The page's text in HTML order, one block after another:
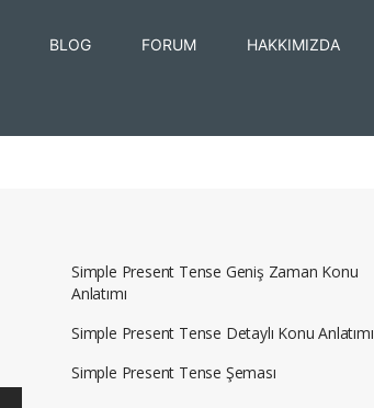
BLOG FORUM HAKKIMIZDA
Simple Present Tense Geniş Zaman Konu
Anlatımı
Simple Present Tense Detaylı Konu Anlatımı
Simple Present Tense Şeması